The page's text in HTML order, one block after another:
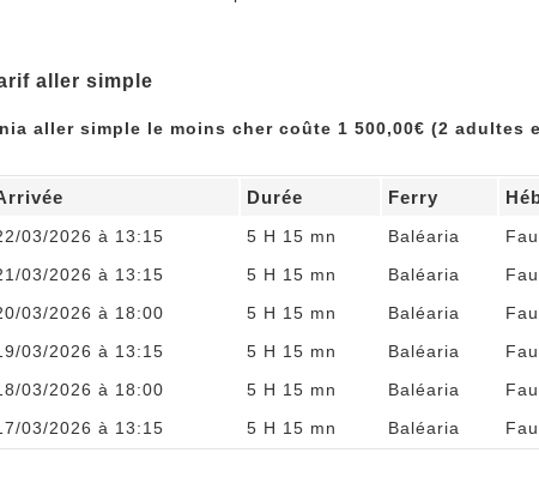
aller simple
aller simple le moins cher coûte 1 500,00€ (2 adultes
Durée Ferry
03/2026 à 13:15 5 H 15 mn Baléaria
03/2026 à 13:15 5 H 15 mn Baléaria
03/2026 à 18:00 5 H 15 mn Baléaria
03/2026 à 13:15 5 H 15 mn Baléaria
03/2026 à 18:00 5 H 15 mn Baléaria
03/2026 à 13:15 5 H 15 mn Baléaria